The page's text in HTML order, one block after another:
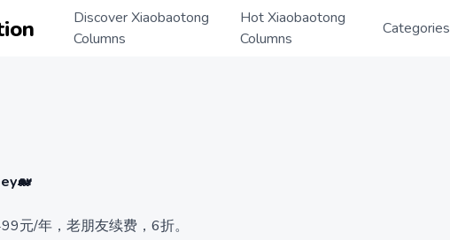
Discover Xiaobaotong
Columns
Hot Xiaobaotong
Columns
Categories
元/年，老朋友续费，6折。